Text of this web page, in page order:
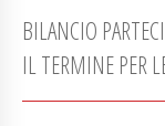
BILANCIO
IL TERMINE PER